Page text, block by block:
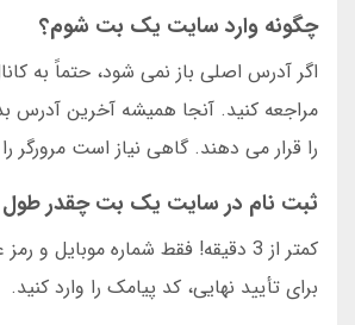
چگونه وارد سایت یک بت شوم؟
اگر آدرس اصلی باز نمی شود، حتماً به
مراجعه کنید. آنجا همیشه آخرین آدرس
را قرار می دهند. گاهی نیاز است مرورگر
ثبت نام در سایت یک بت چقدر
کمتر از 3 دقیقه! فقط شماره موبایل و
برای تأیید نهایی، کد پیامک را وارد کنید.